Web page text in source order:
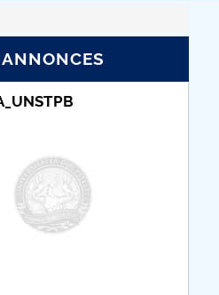
ANNONCES
Taxe de școlarizare